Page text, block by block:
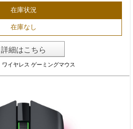
在庫状況
在庫なし
詳細はこちら
イヤレス ゲーミングマウス